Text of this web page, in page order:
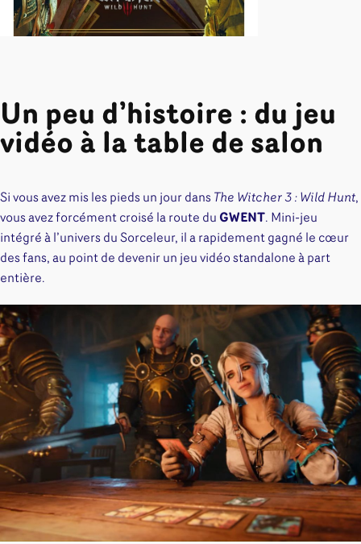
Un peu d’histoire : du jeu
vidéo à la table de salon
Si vous avez mis les pieds un jour dans The Witcher 3 : Wild Hunt,
vous avez forcément croisé la route du GWENT. Mini-jeu
intégré à l’univers du Sorceleur, il a rapidement gagné le cœur
des fans, au point de devenir un jeu vidéo standalone à part
entière.